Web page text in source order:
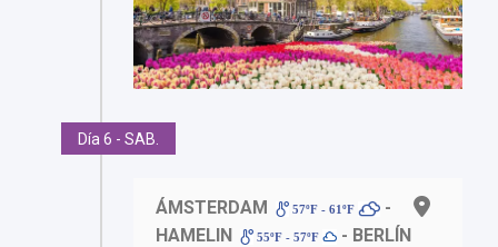
Día 6 - SAB.
ÁMSTERDAM 57ºF - 61ºF
-
HAMELIN
55ºF - 57ºF - BERLÍN